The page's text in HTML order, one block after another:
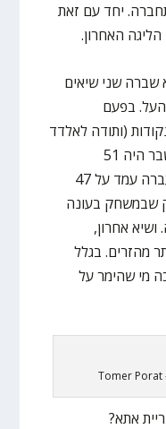
יחד עם זאת
האחרון.
שברה שני שיאים
בפעם
היא קלעה לפחות 100 נקודות (ותודה לאלדד
"טסלה" על הנתון). שיא נוסף שנשבר היה 51
ריבאונדים, כאשר השיא בשנה שעברה עמד על 47
שבמשחק בעונה
אחרון,
מעל 50 דקות יותר מהזרים. בגלל
מי שהימר על
Tomer Porat
אתא?